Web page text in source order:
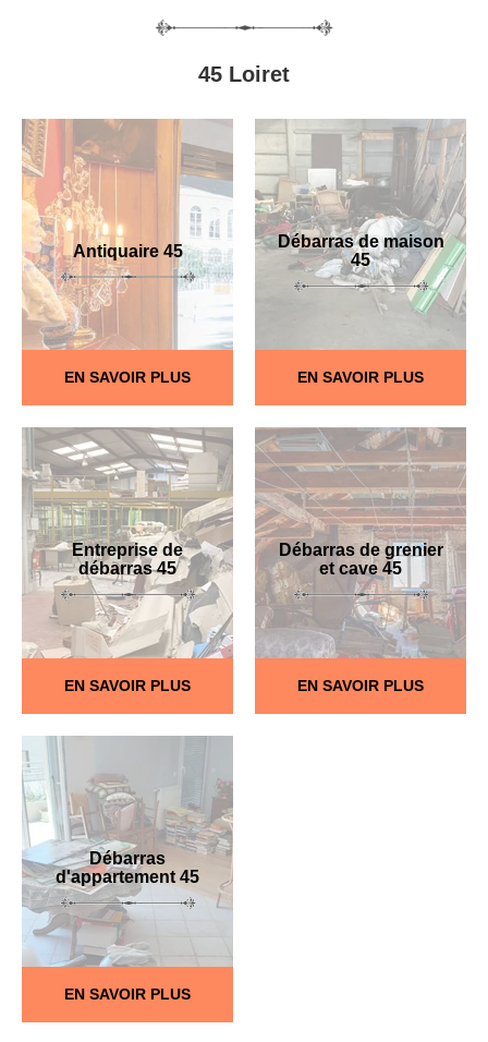
45 Loiret
Antiquaire 45
EN SAVOIR PLUS
Débarras de maison
45
EN SAVOIR PLUS
Entreprise de
débarras 45
EN SAVOIR PLUS
Débarras de grenier
et cave 45
EN SAVOIR PLUS
Débarras
d'appartement 45
EN SAVOIR PLUS